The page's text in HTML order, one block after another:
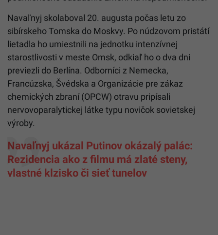
Navaľnyj skolaboval 20. augusta počas letu zo
sibírskeho Tomska do Moskvy. Po núdzovom pristátí
lietadla ho umiestnili na jednotku intenzívnej
starostlivosti v meste Omsk, odkiaľ ho o dva dni
previezli do Berlína. Odborníci z Nemecka,
Francúzska, Švédska a Organizácie pre zákaz
chemických zbraní (OPCW) otravu pripísali
nervovoparalytickej látke typu novičok sovietskej
výroby.
Navaľnyj ukázal Putinov okázalý palác:
Rezidencia ako z filmu má zlaté steny,
vlastné klzisko či sieť tunelov